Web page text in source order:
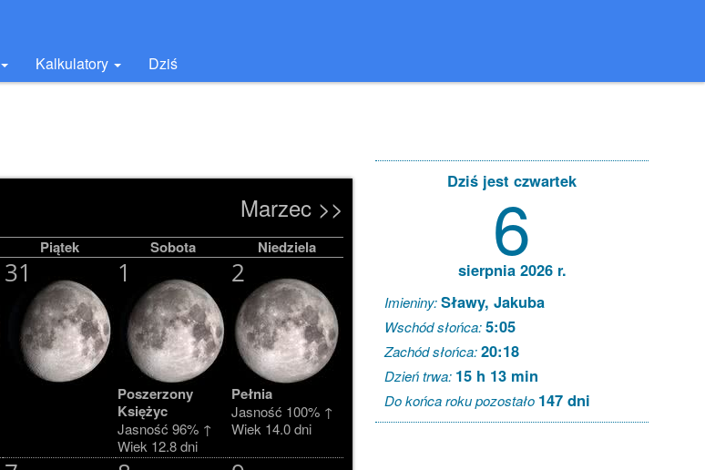
Kalkulatory Dziś
Marzec >>
Piątek Sobota Niedziela
31 1
Poszerzony
Księżyc
Jasność 96% ↑
Wiek 12.8 dni
2
Pełnia
Jasność 100% ↑
Wiek 14.0 dni
Dziś jest czwartek
6
sierpnia 2026 r.
Imieniny:Sławy, Jakuba
Wschód słońca:5:05
Zachód słońca:20:18
Dzień trwa: 15 h 13 min
Do końca roku pozostało 147 dni